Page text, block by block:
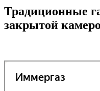
Традиционные
закрытой